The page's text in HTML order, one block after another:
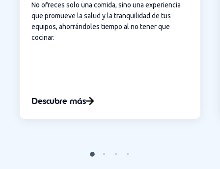
No ofreces solo una comida, sino una experiencia
que promueve la salud y la tranquilidad de tus
equipos, ahorrándoles tiempo al no tener que
cocinar.
Descubre más